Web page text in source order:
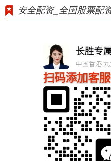
安全配资_全国股票配